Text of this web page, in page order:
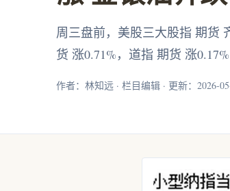
周三盘前，美股三大股指 期货
货 涨0.71%，道指 期货 涨
作者：林知远 · 栏目编辑 · 更新：2026-